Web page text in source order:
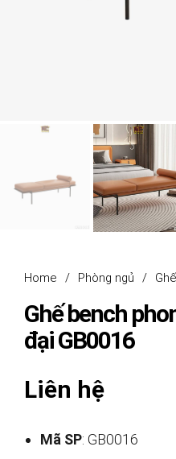
Home / Phòng ngủ /
Ghế bench
đại GB0016
Liên hệ
Mã SP: GB0016